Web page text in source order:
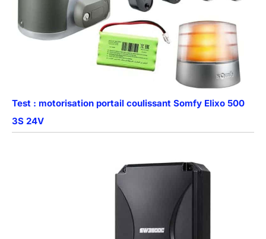
Test : motorisation portail coulissant Somfy Elixo 500
3S 24V